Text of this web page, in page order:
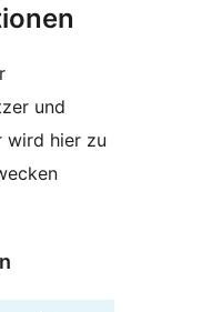
und
wird hier zu